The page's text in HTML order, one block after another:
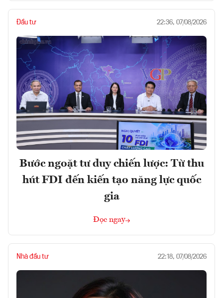
Đầu tư 22:36, 07/08/2026
Bước ngoặt tư duy chiến lược: Từ thu
hút FDI đến kiến tạo năng lực quốc
gia
Đọc ngay
Nhà đầu tư 22:18, 07/08/2026